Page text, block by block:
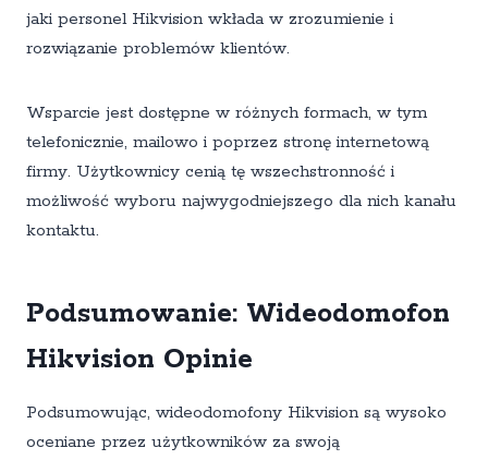
jaki personel Hikvision wkłada w zrozumienie i
rozwiązanie problemów klientów.
Wsparcie jest dostępne w różnych formach, w tym
telefonicznie, mailowo i poprzez stronę internetową
firmy. Użytkownicy cenią tę wszechstronność i
możliwość wyboru najwygodniejszego dla nich kanału
kontaktu.
Podsumowanie: Wideodomofon
Hikvision Opinie
Podsumowując, wideodomofony Hikvision są wysoko
oceniane przez użytkowników za swoją